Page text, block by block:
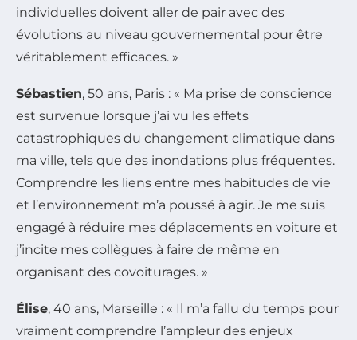
individuelles doivent aller de pair avec des
évolutions au niveau gouvernemental pour être
véritablement efficaces. »
Sébastien, 50 ans, Paris : « Ma prise de conscience
est survenue lorsque j’ai vu les effets
catastrophiques du changement climatique dans
ma ville, tels que des inondations plus fréquentes.
Comprendre les liens entre mes habitudes de vie
et l’environnement m’a poussé à agir. Je me suis
engagé à réduire mes déplacements en voiture et
j’incite mes collègues à faire de même en
organisant des covoiturages. »
Élise, 40 ans, Marseille : « Il m’a fallu du temps pour
vraiment comprendre l’ampleur des enjeux